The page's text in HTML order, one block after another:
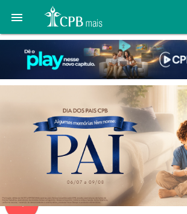

navigate_before